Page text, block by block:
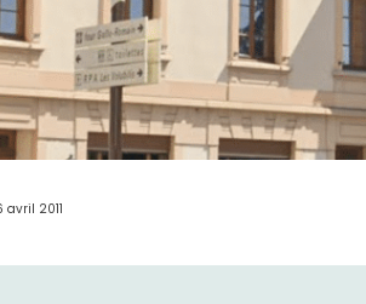
avril 2011